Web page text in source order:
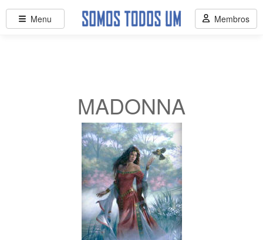
MADONNA
Menu Membros